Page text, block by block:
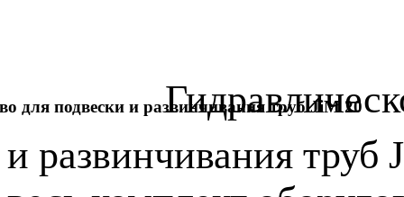
для подвески и развинчивания труб JiM 20
и развинчивания